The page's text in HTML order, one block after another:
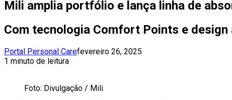
Mili amplia portfólio e lança linha de
Com tecnologia Comfort Points e
Portal Personal Carefevereiro 26, 2025
1 minuto de leitura
Foto: Divulgação / Mili